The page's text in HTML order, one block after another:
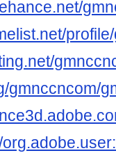
gmnccncom/